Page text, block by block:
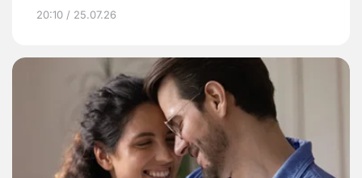
20:10 / 25.07.26